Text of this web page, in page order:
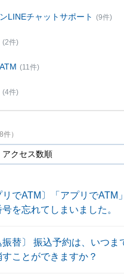
LINEチャットサポート (9件)
(2件)
(11件)
(4件)
件）
リでATM〕「アプリでATM
を忘れてしまいました。
振替〕 振込予約は、いつま
ことができますか？